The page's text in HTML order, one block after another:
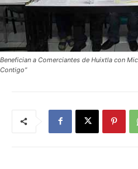
Benefician a Comerciantes de Huixtla con
Contigo”